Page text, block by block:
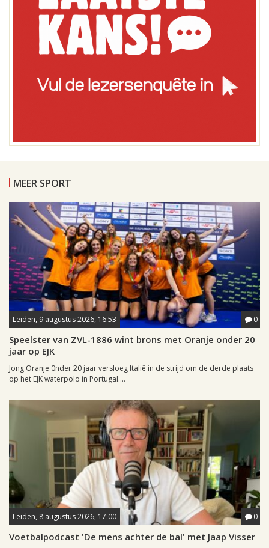
MEER SPORT
Leiden, 9 augustus 2026, 16:53 0
Speelster van ZVL-1886 wint brons met Oranje onder 20
jaar op EJK
Jong Oranje 0nder 20 jaar versloeg Italië in de strijd om de derde plaats
op het EJK waterpolo in Portugal....
Leiden, 8 augustus 2026, 17:00 0
Voetbalpodcast 'De mens achter de bal' met Jaap Visser